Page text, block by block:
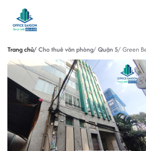
Trang chủ Cho thuê văn phòng Quận 5 Green